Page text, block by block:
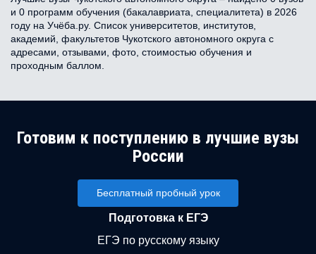
и 0 программ обучения (бакалавриата, специалитета) в 2026
году на Учёба.ру. Список университетов, институтов,
академий, факультетов Чукотского автономного округа с
адресами, отзывами, фото, стоимостью обучения и
проходным баллом.
Готовим к поступлению в лучшие вузы
России
Бесплатный пробный урок
Подготовка к ЕГЭ
ЕГЭ по русскому языку